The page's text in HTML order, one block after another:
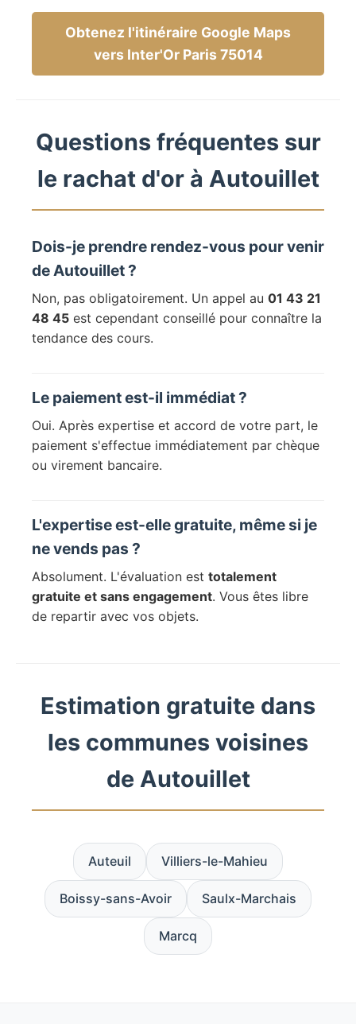
Obtenez l'itinéraire Google Maps
vers Inter'Or Paris 75014
Questions fréquentes sur
le rachat d'or à Autouillet
Dois-je prendre rendez-vous pour venir
de Autouillet ?
Non, pas obligatoirement. Un appel au 01 43 21
48 45 est cependant conseillé pour connaître la
tendance des cours.
Le paiement est-il immédiat ?
Oui. Après expertise et accord de votre part, le
paiement s'effectue immédiatement par chèque
ou virement bancaire.
L'expertise est-elle gratuite, même si je
ne vends pas ?
Absolument. L'évaluation est totalement
gratuite et sans engagement. Vous êtes libre
de repartir avec vos objets.
Estimation gratuite dans
les communes voisines
de Autouillet
Auteuil Villiers-le-Mahieu
Boissy-sans-Avoir Saulx-Marchais
Marcq